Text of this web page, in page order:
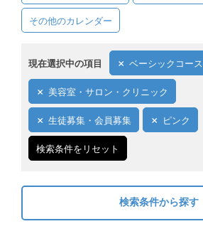
ご利用料金
ご利用ガイド
ご利用の流れ
ご注文方法について
キャンセルについて
資料をダウンロード
その他のカレンダー
現在選択中の項目 ベーシックコース
美容室・サロン・クリニック
生徒募集・会員募集 ピンク
検索条件をリセット
検索条件から探す